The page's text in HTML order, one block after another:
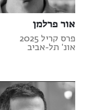
אור פרלמן
פרס קריל 2025
אונ' תל-אביב